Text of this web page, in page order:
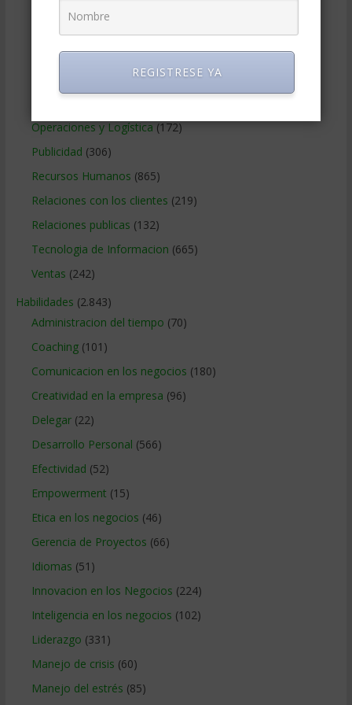
Métodos Gerenciales(280)
Negocios Internacionales(2.257)
Operaciones y Logística (172)
Publicidad (306)
Recursos Humanos (865)
Relaciones con los clientes (219)
Relaciones publicas (132)
Tecnologia de Informacion (665)
Ventas (242)
Habilidades (2.843)
Administracion del tiempo (70)
Coaching(101)
Comunicacion en los negocios (180)
Creatividad en la empresa (96)
Delegar(22)
Desarrollo Personal (566)
Efectividad (52)
Empowerment (15)
Etica en los negocios (46)
Gerencia de Proyectos (66)
Idiomas (51)
Innovacion en los Negocios (224)
Inteligencia en los negocios (102)
Liderazgo (331)
Manejo de crisis (60)
Manejo del estrés (85)
REGISTRESE YA